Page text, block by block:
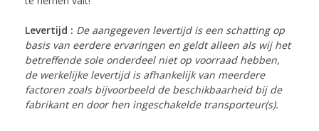
Levertijd : De aangegeven levertijd is een schatting op
basis van eerdere ervaringen en geldt alleen als wij het
betreffende sole onderdeel niet op voorraad hebben,
de werkelijke levertijd is afhankelijk van meerdere
factoren zoals bijvoorbeeld de beschikbaarheid bij de
fabrikant en door hen ingeschakelde transporteur(s).